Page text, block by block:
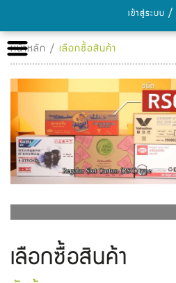
เข้าสู่ระบบ /
หน้าหลัก
เลือกซื้อสินค้า
การชำระเงิน
ข่าวสารและกิจกรรม
แคตตาล็อก
ความรู้เรื่องกระดาษ
หน้าหลัก / เลือกซื้อสินค้า
เลือกซื้อสินค้า